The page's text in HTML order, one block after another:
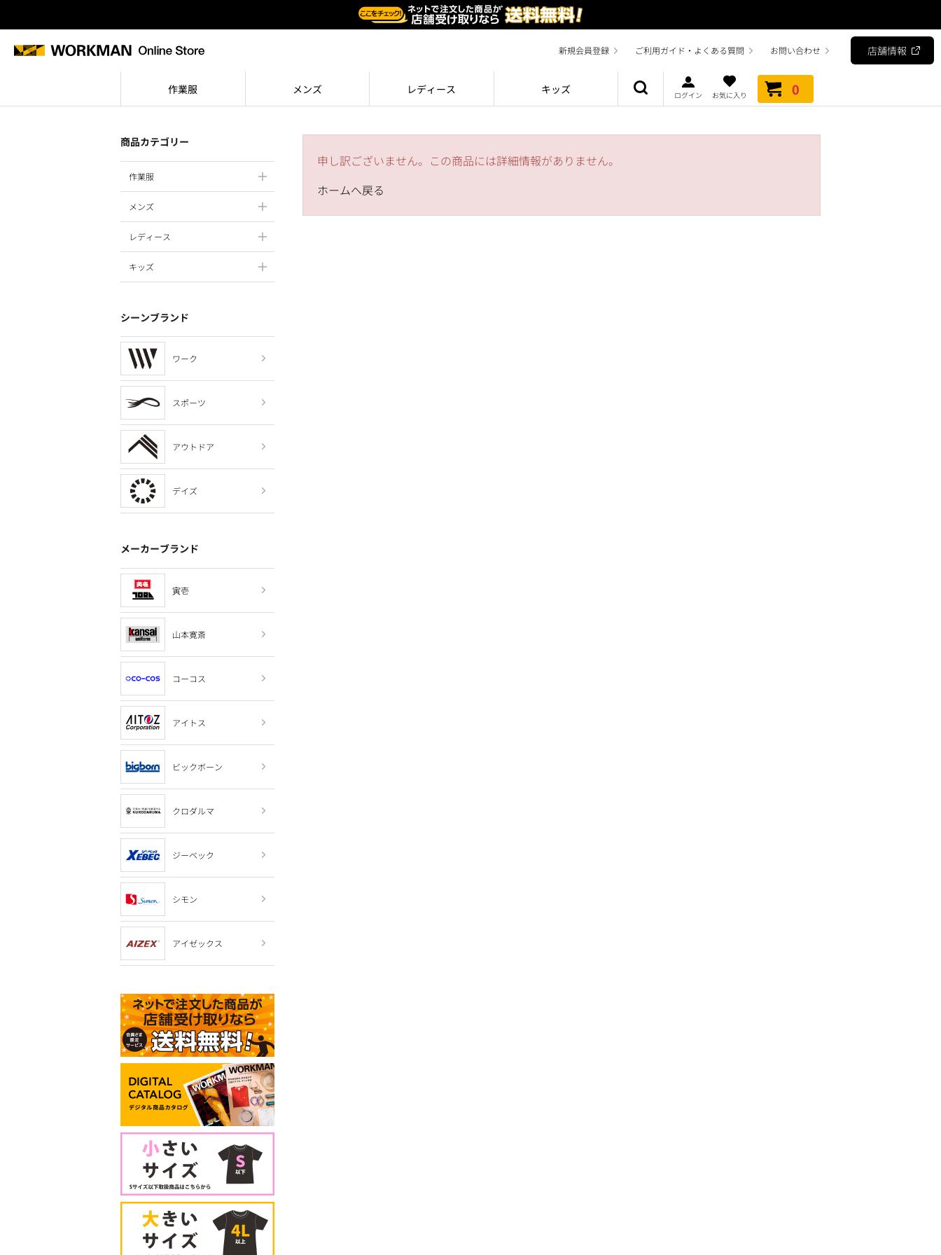
新規会員登録 ご利用ガイド・よくある質問 お問い合わせ 店舗情報
作業服 メンズ レディース キッズ ログイン お気に入り 0
商品カテゴリー
作業服
メンズ
レディース
キッズ
シーンブランド
ワーク
スポーツ
アウトドア
デイズ
メーカーブランド
寅壱
山本寛斎
コーコス
アイトス
ビックボーン
クロダルマ
ジーベック
シモン
アイゼックス
申し訳ございません。この商品には詳細情報がありません。
ホームへ戻る